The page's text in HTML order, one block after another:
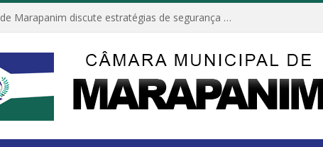
Câmara Municipal de Marapanim discute estratégias de segurança com autoridades e poder executivo